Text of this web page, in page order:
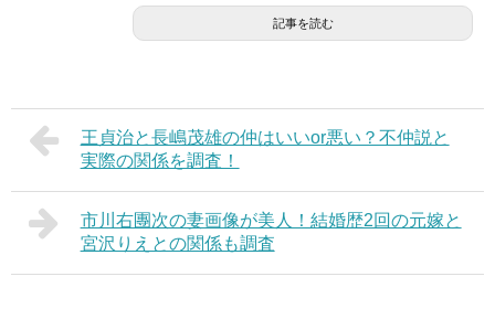
記事を読む
王貞治と長嶋茂雄の仲はいいor悪い？不仲説と
実際の関係を調査！
市川右團次の妻画像が美人！結婚歴2回の元嫁と
宮沢りえとの関係も調査